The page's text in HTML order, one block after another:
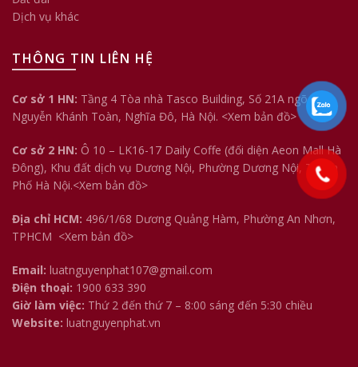
Dịch vụ khác
THÔNG TIN LIÊN HỆ
Cơ sở 1 HN: Tầng 4 Tòa nhà Tasco Building, Số 21A ngõ 158
Nguyễn Khánh Toàn, Nghĩa Đô, Hà Nội. <Xem bản đồ>
Cơ sở 2 HN: Ô 10 – LK16-17 Daily Coffe (đối diện Aeon Mall Hà
Đông), Khu đất dịch vụ Dương Nội, Phường Dương Nội, Thành
Phố Hà Nội.<Xem bản đồ>
Địa chỉ HCM: 496/1/68 Dương Quảng Hàm, Phường An Nhơn,
TPHCM <Xem bản đồ>
Email: luatnguyenphat107@gmail.com
Điện thoại: 1900 633 390
Giờ làm việc: Thứ 2 đến thứ 7 – 8:00 sáng đến 5:30 chiều
Website: luatnguyenphat.vn